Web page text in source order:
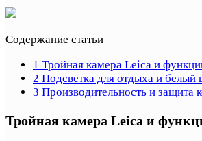
Содержание статьи
1 Тройная камера Leica и
2 Подсветка для отдыха и
3 Производительность и защита
Тройная камера Leica и